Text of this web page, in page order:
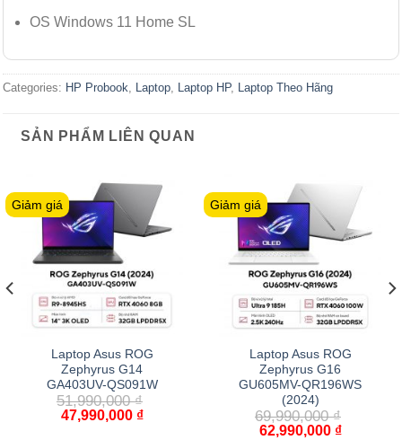
OS Windows 11 Home SL
Categories: HP Probook Laptop Laptop HP, Laptop Theo Hãng
SẢN PHẨM LIÊN QUAN
Giảm giá
Laptop Asus ROG
Zephyrus G14
GA403UV-QS091W
51,990,000₫
47,990,000 ₫
Giảm giá
Laptop Asus ROG
Zephyrus G16
GU605MV-QR196WS
(2024)
69,990,000₫
62,990,000 ₫